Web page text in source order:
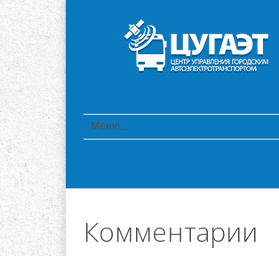
Комментарии